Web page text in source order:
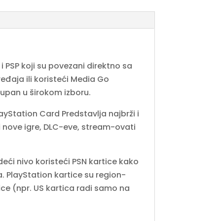
koji su povezani direktno sa
ili koristeći Media Go
u širokom izboru.
Card Predstavlja najbrži i
igre, DLC-eve, stream-ovati
nivo koristeći PSN kartice kako
PlayStation kartice su region-
(npr. US kartica radi samo na